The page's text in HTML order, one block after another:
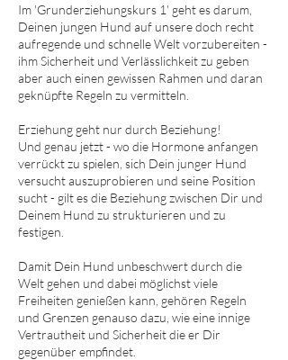
Im 'Grunderziehungskurs 1' geht es darum,
Deinen jungen Hund auf unsere doch recht
aufregende und schnelle Welt vorzubereiten -
ihm Sicherheit und Verlässlichkeit zu geben
aber auch einen gewissen Rahmen und daran
geknüpfte Regeln zu vermitteln.
Erziehung geht nur durch Beziehung!
Und genau jetzt - wo die Hormone anfangen
verrückt zu spielen, sich Dein junger Hund
versucht auszuprobieren und seine Position
sucht - gilt es die Beziehung zwischen Dir und
Deinem Hund zu strukturieren und zu
festigen.
Damit Dein Hund unbeschwert durch die
Welt gehen und dabei möglichst viele
Freiheiten genießen kann, gehören Regeln
und Grenzen genauso dazu, wie eine innige
Vertrautheit und Sicherheit die er Dir
gegenüber empfindet.